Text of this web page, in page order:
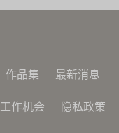
作品集 最新消息
工作机会 隐私政策